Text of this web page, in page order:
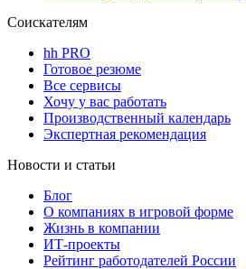
Соискателям
hh PRO
Готовое резюме
Все сервисы
Хочу у вас работать
Производственный календарь
Экспертная рекомендация
Новости и статьи
Блог
О компаниях в игровой форме
Жизнь в компании
ИТ-проекты
Рейтинг работодателей России